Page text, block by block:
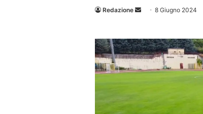
Redazione
Invia 8 Giugno 2024